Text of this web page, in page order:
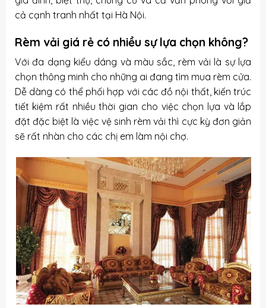
cả cạnh tranh nhất tại Hà Nội.
Rèm vải giá rẻ có nhiều sự lựa chọn không?
Với đa dạng kiểu dáng và màu sắc, rèm vải là sự lựa
chọn thông minh cho những ai đang tìm mua rèm cửa.
Dễ dàng có thể phối hợp với các đồ nội thất, kiến trúc
tiết kiệm rất nhiều thời gian cho việc chọn lựa và lắp
đặt đặc biệt là việc vệ sinh rèm vải thì cực kỳ đơn giản
sẽ rất nhàn cho các chị em làm nội chợ.